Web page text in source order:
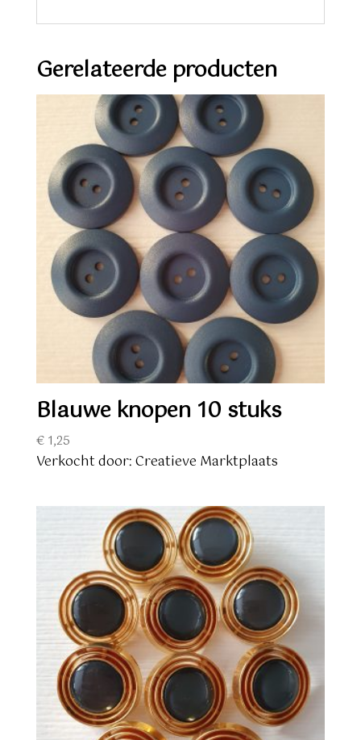
Gerelateerde producten
Blauwe knopen 10 stuks
€1,25
Verkocht door: Creatieve Marktplaats